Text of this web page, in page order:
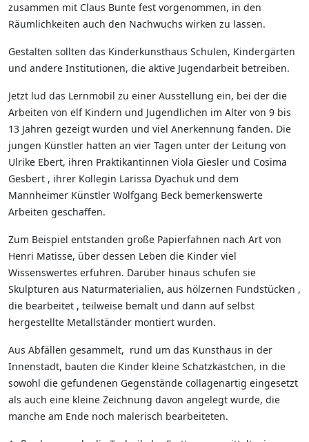
zusammen mit Claus Bunte fest vorgenommen, in den
Räumlichkeiten auch den Nachwuchs wirken zu lassen.
Gestalten sollten das Kinderkunsthaus Schulen, Kindergärten
und andere Institutionen, die aktive Jugendarbeit betreiben.
Jetzt lud das Lernmobil zu einer Ausstellung ein, bei der die
Arbeiten von elf Kindern und Jugendlichen im Alter von 9 bis
13 Jahren gezeigt wurden und viel Anerkennung fanden. Die
jungen Künstler hatten an vier Tagen unter der Leitung von
Ulrike Ebert, ihren Praktikantinnen Viola Giesler und Cosima
Gesbert , ihrer Kollegin Larissa Dyachuk und dem
Mannheimer Künstler Wolfgang Beck bemerkenswerte
Arbeiten geschaffen.
Zum Beispiel entstanden große Papierfahnen nach Art von
Henri Matisse, über dessen Leben die Kinder viel
Wissenswertes erfuhren. Darüber hinaus schufen sie
Skulpturen aus Naturmaterialien, aus hölzernen Fundstücken ,
die bearbeitet , teilweise bemalt und dann auf selbst
hergestellte Metallständer montiert wurden.
Aus Abfällen gesammelt, rund um das Kunsthaus in der
Innenstadt, bauten die Kinder kleine Schatzkästchen, in die
sowohl die gefundenen Gegenstände collagenartig eingesetzt
als auch eine kleine Zeichnung davon angelegt wurde, die
manche am Ende noch malerisch bearbeiteten.